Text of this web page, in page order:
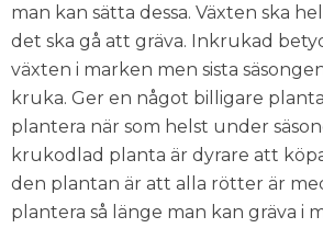
man kan sätta dessa. Växten ska
det ska gå att gräva. Inkrukad
växten i marken men sista
kruka. Ger en något billigare
plantera när som helst under
krukodlad planta är dyrare att
den plantan är att alla rötter är
plantera så länge man kan gräva i